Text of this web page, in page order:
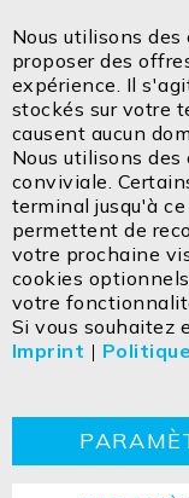
Service en
Tel.: + 33 5 47
Email:
www.isoled.shop
ISOLED FIAI
Egerbach 48
A-6334
Contactez
Politique de
Nous utilisons des
proposer des
expérience. Il
stockés sur votre
causent aucun
Nous utilisons
conviviale.
terminal jusqu'à
permettent de
votre prochaine
cookies
votre
Si vous souhaitez
Imprint |